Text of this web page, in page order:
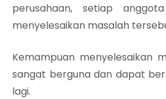
perusahaan, setiap
menyelesaikan masalah
Kemampuan menyelesaikan
sangat berguna dan dapat
lagi.